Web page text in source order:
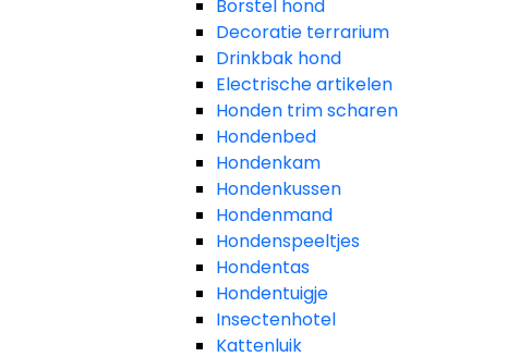
Borstel hond
Decoratie terrarium
Drinkbak hond
Electrische artikelen
Honden trim scharen
Hondenbed
Hondenkam
Hondenkussen
Hondenmand
Hondenspeeltjes
Hondentas
Hondentuigje
Insectenhotel
Kattenluik